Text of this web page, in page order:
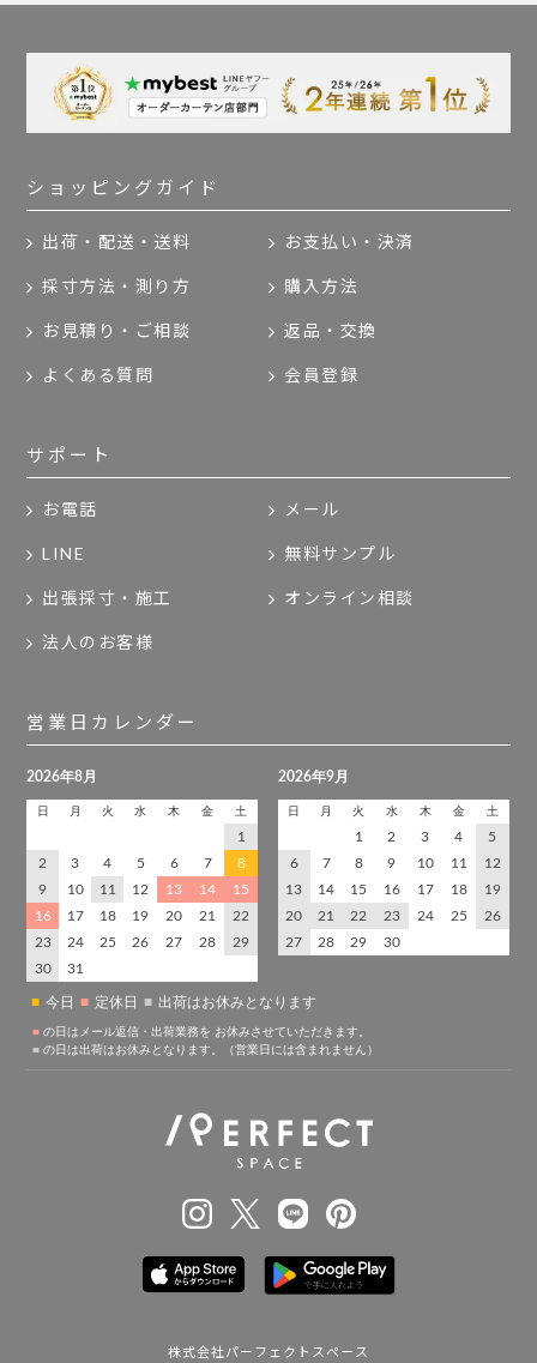
ショッピングガイド
出荷・配送・送料 お支払い・決済
採寸方法・測り方 購入方法
お見積り・ご相談 返品・交換
よくある質問 会員登録
サポート
お電話 メール
LINE 無料サンプル
出張採寸・施工 オンライン相談
法人のお客様
営業日カレンダー
株式会社パーフェクトスペース